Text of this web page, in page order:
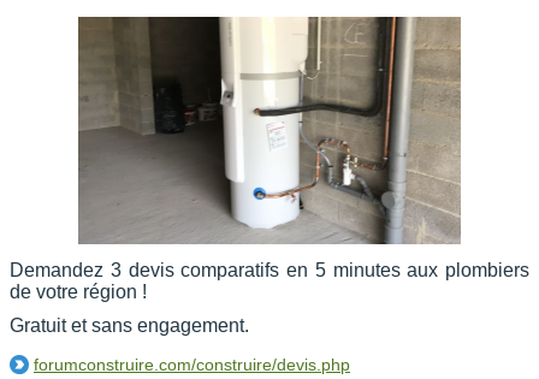
Demandez 3 devis comparatifs en 5 minutes aux plombiers
de votre région !
Gratuit et sans engagement.
forumconstruire.com/construire/devis.php